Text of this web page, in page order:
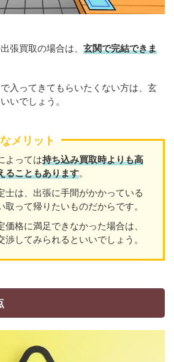
張買取の場合は、 玄関で完結できま
入ってきてもらいたくない方は、玄
いでしょう。
メリット
よっては持ち込み買取時よりも高
ることもあります。
士は、出張に手間がかかっている
って帰りたいものだからです。
格に満足できなかった場合は、
してみられるといいでしょう。